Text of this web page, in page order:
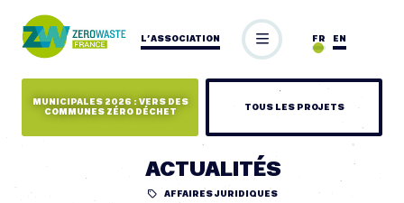
L’ASSOCIATION EN
FR
MUNICIPALES 2026 : VERS DES
COMMUNES ZÉRO DÉCHET
TOUS LES PROJETS
ACTUALITÉS
AFFAIRES JURIDIQUES